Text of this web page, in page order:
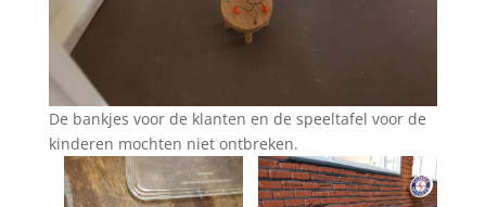
De bankjes voor de klanten en de speeltafel voor de
kinderen mochten niet ontbreken.